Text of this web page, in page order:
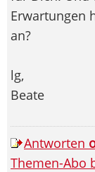
Erwartungen
an?
lg,
Beate
Antworten
Themen-Abo